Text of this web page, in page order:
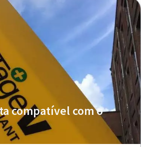
compatível com o